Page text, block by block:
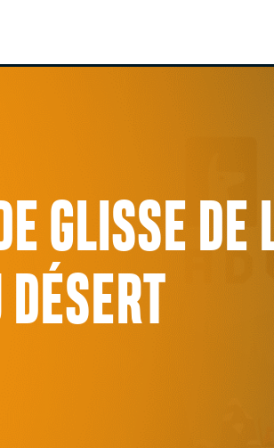
GLISSE DE
DÉSERT